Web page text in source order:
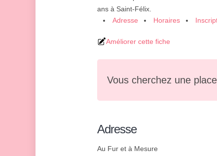
ans à Saint-Félix.
Adresse
Horaires
Améliorer cette fiche
Vous cherchez une
Adresse
Au Fur et à Mesure